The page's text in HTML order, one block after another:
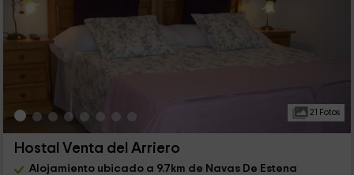
21 Fotos
Hostal Venta del Arriero
Alojamiento ubicado a 9.7km de Navas De Estena